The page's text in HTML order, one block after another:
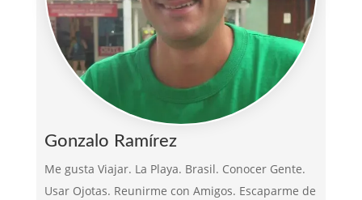
Gonzalo Ramírez
Me gusta Viajar. La Playa. Brasil. Conocer Gente.
Usar Ojotas. Reunirme con Amigos. Escaparme de